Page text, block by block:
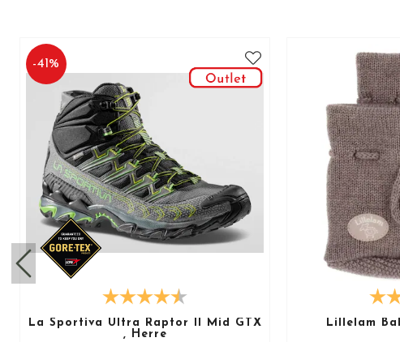
-41%
La Sportiva Ultra Raptor II Mid GTX
, Herre
Lillelam